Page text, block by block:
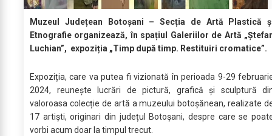
Muzeul Județean Botoșani – Secția de Artă Plastică
Etnografie organizează, în spațiul Galeriilor de Artă
Luchian”, expoziția „Timp după timp. Restituiri cromatice”.
Expoziția, care va putea fi vizionată în perioada 9-29
2024, reunește lucrări de pictură, grafică și sculptură
valoroasa colecție de artă a muzeului botoșănean, realizate
17 artiști, originari din județul Botoșani, despre care se
vorbi acum doar la timpul trecut.